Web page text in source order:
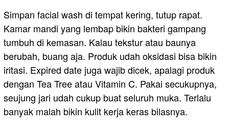
Simpan facial wash di tempat kering, tutup rapat.
Kamar mandi yang lembap bikin bakteri gampang
tumbuh di kemasan. Kalau tekstur atau baunya
berubah, buang aja. Produk udah oksidasi bisa bikin
iritasi. Expired date juga wajib dicek, apalagi produk
dengan Tea Tree atau Vitamin C. Pakai secukupnya,
seujung jari udah cukup buat seluruh muka. Terlalu
banyak malah bikin kulit kerja keras bilasnya.